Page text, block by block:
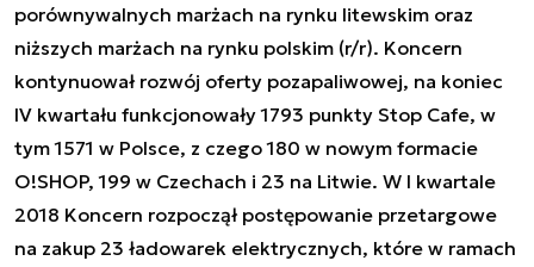
porównywalnych marżach na rynku litewskim oraz
niższych marżach na rynku polskim (r/r). Koncern
kontynuował rozwój oferty pozapaliwowej, na koniec
IV kwartału funkcjonowały 1793 punkty Stop Cafe, w
tym 1571 w Polsce, z czego 180 w nowym formacie
O!SHOP, 199 w Czechach i 23 na Litwie. W I kwartale
2018 Koncern rozpoczął postępowanie przetargowe
na zakup 23 ładowarek elektrycznych, które w ramach